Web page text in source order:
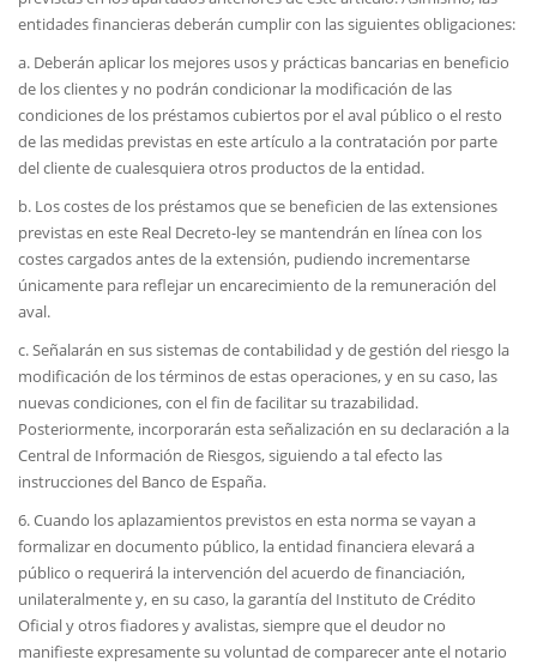
entidades financieras deberán cumplir con las siguientes obligaciones:
a. Deberán aplicar los mejores usos y prácticas bancarias en beneficio
de los clientes y no podrán condicionar la modificación de las
condiciones de los préstamos cubiertos por el aval público o el resto
de las medidas previstas en este artículo a la contratación por parte
del cliente de cualesquiera otros productos de la entidad.
b. Los costes de los préstamos que se beneficien de las extensiones
previstas en este Real Decreto-ley se mantendrán en línea con los
costes cargados antes de la extensión, pudiendo incrementarse
únicamente para reflejar un encarecimiento de la remuneración del
aval.
c. Señalarán en sus sistemas de contabilidad y de gestión del riesgo la
modificación de los términos de estas operaciones, y en su caso, las
nuevas condiciones, con el fin de facilitar su trazabilidad.
Posteriormente, incorporarán esta señalización en su declaración a la
Central de Información de Riesgos, siguiendo a tal efecto las
instrucciones del Banco de España.
6. Cuando los aplazamientos previstos en esta norma se vayan a
formalizar en documento público, la entidad financiera elevará a
público o requerirá la intervención del acuerdo de financiación,
unilateralmente y, en su caso, la garantía del Instituto de Crédito
Oficial y otros fiadores y avalistas, siempre que el deudor no
manifieste expresamente su voluntad de comparecer ante el notario